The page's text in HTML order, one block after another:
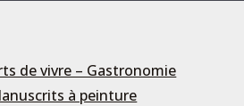
de vivre – Gastronomie
à peinture